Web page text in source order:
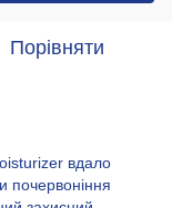
Порівняти
вдало
почервоніння